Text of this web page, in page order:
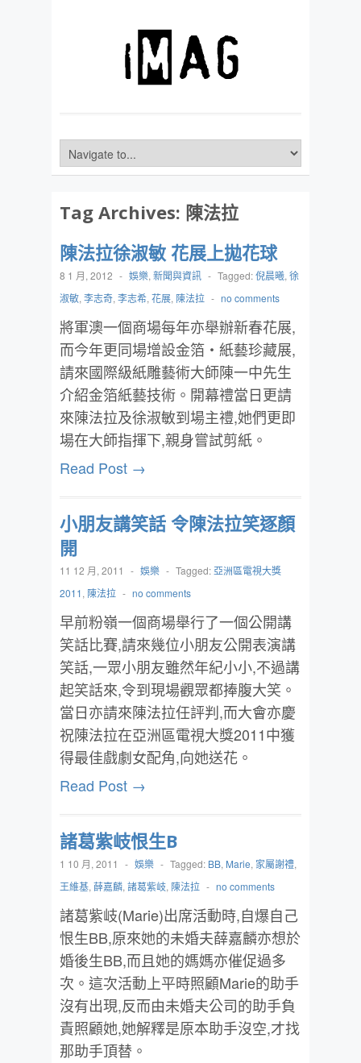
Tag Archives: 陳法拉
陳法拉徐淑敏 花展上拋花球
8 1 月, 2012 - 娛樂, 新聞與資訊 - Tagged:倪晨曦, 徐
淑敏, 李志奇, 李志希, 花展, 陳法拉 - no comments
將軍澳一個商場每年亦舉辦新春花展,
而今年更同場增設金箔‧紙藝珍藏展,
請來國際級紙雕藝術大師陳一中先生
介紹金箔紙藝技術。開幕禮當日更請
來陳法拉及徐淑敏到場主禮,她們更即
場在大師指揮下,親身嘗試剪紙。
Read Post →
小朋友講笑話 令陳法拉笑逐顏
開
11 12 月, 2011 - 娛樂 - Tagged: 亞洲區電視大獎
2011, 陳法拉 - no comments
早前粉嶺一個商場舉行了一個公開講
笑話比賽,請來幾位小朋友公開表演講
笑話,一眾小朋友雖然年紀小小,不過講
起笑話來,令到現場觀眾都捧腹大笑。
當日亦請來陳法拉任評判,而大會亦慶
祝陳法拉在亞洲區電視大獎2011中獲
得最佳戲劇女配角,向她送花。
Read Post →
諸葛紫岐恨生B
1 10 月, 2011 - 娛樂 - Tagged: BB, Marie, 家屬謝禮,
王維基, 薛嘉麟, 諸葛紫岐, 陳法拉 - no comments
諸葛紫岐(Marie)出席活動時,自爆自己
恨生BB,原來她的未婚夫薛嘉麟亦想於
婚後生BB,而且她的媽媽亦催促過多
次。這次活動上平時照顧Marie的助手
沒有出現,反而由未婚夫公司的助手負
責照顧她,她解釋是原本助手沒空,才找
那助手頂替。